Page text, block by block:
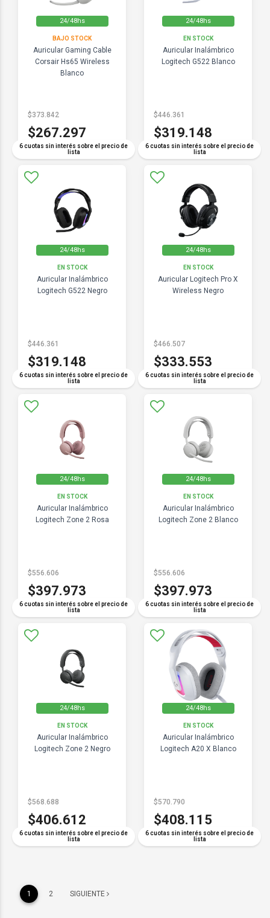
24/48hs
BAJO STOCK
Auricular Gaming Cable
Corsair Hs65 Wireless
Blanco
6 cuotas sin interés sobre el precio de
lista
$373.842
$267.297
24/48hs
EN STOCK
Auricular Inalámbrico
Logitech G522 Blanco
6 cuotas sin interés sobre el precio de
lista
$446.361
$319.148
24/48hs
EN STOCK
Auricular Inalámbrico
Logitech G522 Negro
6 cuotas sin interés sobre el precio de
lista
$446.361
$319.148
24/48hs
EN STOCK
Auricular Logitech Pro X
Wireless Negro
6 cuotas sin interés sobre el precio de
lista
$466.507
$333.553
24/48hs
EN STOCK
Auricular Inalámbrico
Logitech Zone 2 Rosa
6 cuotas sin interés sobre el precio de
lista
$556.606
$397.973
24/48hs
EN STOCK
Auricular Inalámbrico
Logitech Zone 2 Blanco
6 cuotas sin interés sobre el precio de
lista
$556.606
$397.973
24/48hs
EN STOCK
Auricular Inalámbrico
Logitech Zone 2 Negro
6 cuotas sin interés sobre el precio de
lista
$568.688
$406.612
24/48hs
EN STOCK
Auricular Inalámbrico
Logitech A20 X Blanco
6 cuotas sin interés sobre el precio de
lista
$570.790
$408.115
1 2 SIGUIENTE